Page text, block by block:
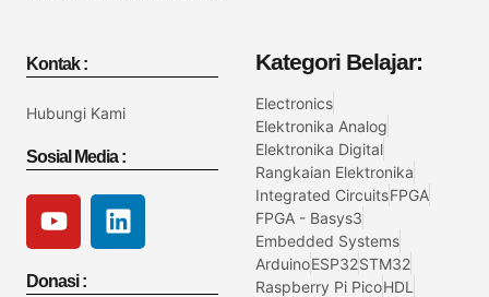
Kontak :
Hubungi Kami
Sosial Media :
Donasi :
Kategori Belajar:
Electronics
Elektronika Analog
Elektronika Digital
Rangkaian Elektronika
Integrated CircuitsFPGA
FPGA - Basys3
Embedded Systems
ArduinoESP32STM32
Raspberry Pi PicoHDL